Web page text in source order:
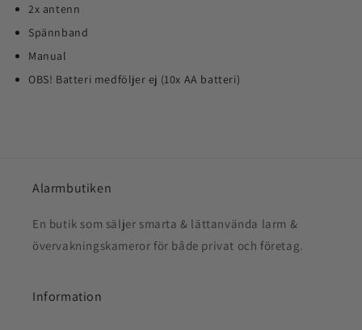
2x antenn
Spännband
Manual
OBS! Batteri medföljer ej (10x AA batteri)
Alarmbutiken
En butik som säljer smarta & lättanvända larm &
övervakningskameror för både privat och företag.
Information